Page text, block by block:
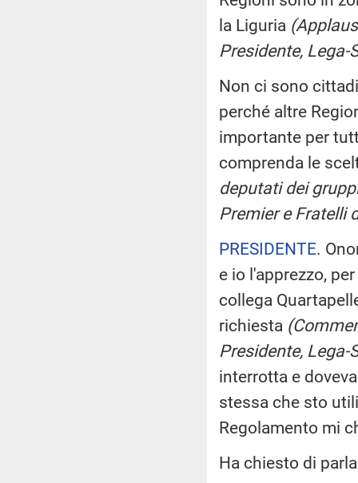
la Liguria
Presidente,
Non ci sono
perché altre
importante per
comprenda le
deputati dei
Premier e Fratelli
PRESIDENTE.
e io l'apprezzo,
collega
richiesta
Presidente,
interrotta e
stessa che sto
Regolamento mi
Ha chiesto di